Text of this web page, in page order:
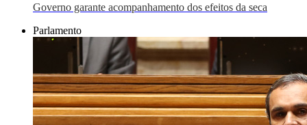
Governo garante acompanhamento dos efeitos da seca
Parlamento